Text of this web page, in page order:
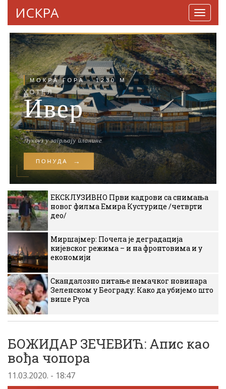
ИСКРА
ЕКСКЛУЗИВНО Први кадрови са снимања
новог филма Емира Кустурице /четврти
део/
Миршајмер: Почела је деградација
кијевског режима – и на фронтовима и у
економији
Скандалозно питање немачког новинара
Зеленском у Београду: Како да убијемо што
више Руса
БОЖИДАР ЗЕЧЕВИЋ: Апис као
вођа чопора
11.03.2020. - 18:47